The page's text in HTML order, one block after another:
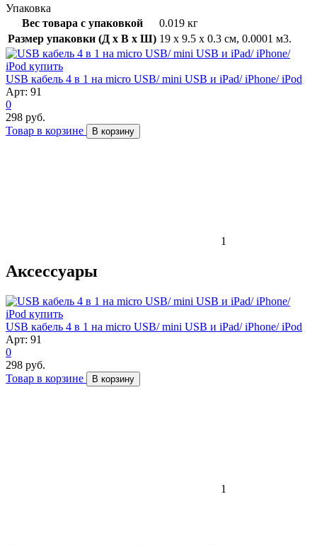
Упаковка
Вес товара с упаковкой
0.019 кг
Размер упаковки (Д x В x Ш) 19 x 9.5 x 0.3 см, 0.0001 м3.
USB кабель 4 в 1 на micro USB/ mini USB и iPad/ iPhone/ iPod
Арт: 91
0
298 руб.
Товар в корзине
В корзину
1
Аксессуары
USB кабель 4 в 1 на micro USB/ mini USB и iPad/ iPhone/ iPod
Арт: 91
0
298 руб.
Товар в корзине
В корзину
1